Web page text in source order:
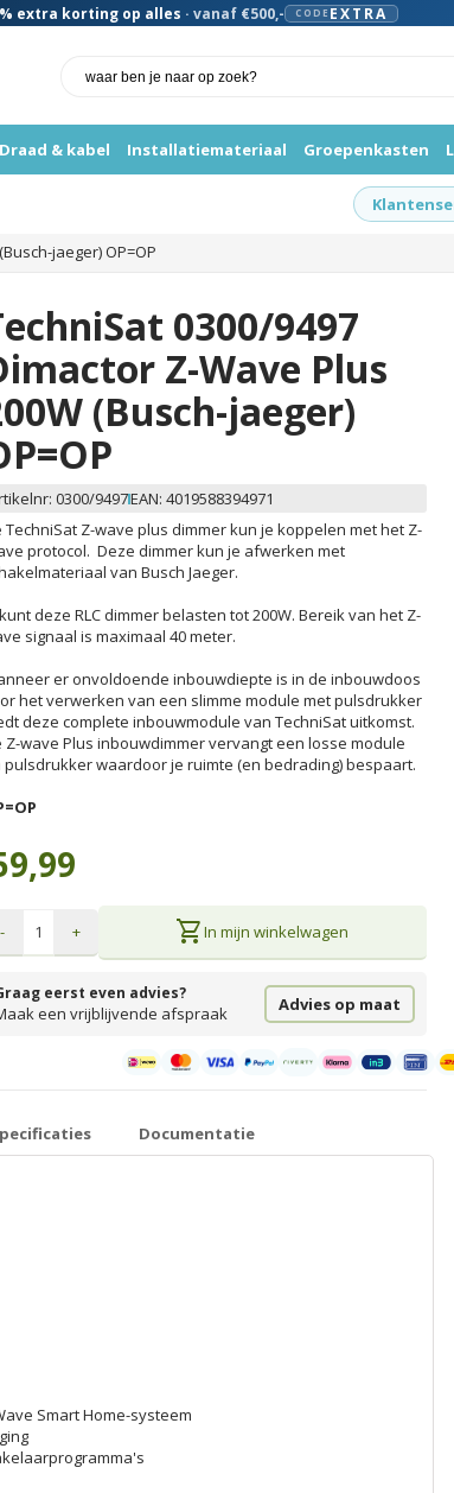
extra korting op alles · vanaf €500,- CODE EXTRA
Draad & kabel Installatiemateriaal Groepenkasten
jaeger) OP=OP
0300/9497
Z-Wave Plus
(Busch-jaeger)
0300/9497EAN: 4019588394971
TechniSat Z-wave plus dimmer kun je koppelen met het Z-
protocol. Deze dimmer kun je afwerken met
van Busch Jaeger.
deze RLC dimmer belasten tot 200W. Bereik van het Z-
signaal is maximaal 40 meter.
er onvoldoende inbouwdiepte is in de inbouwdoos
het verwerken van een slimme module met pulsdrukker
deze complete inbouwmodule van TechniSat uitkomst.
Z-wave Plus inbouwdimmer vervangt een losse module
pulsdrukker waardoor je ruimte (en bedrading) bespaart.
- + shopping_cartIn mijn winkelwagen
eerst even advies?
een vrijblijvende afspraak Advies op maat
inclusief 21% BTW │ €5,99 verzendkosten │ gratis
Documentatie
Smart Home-systeem